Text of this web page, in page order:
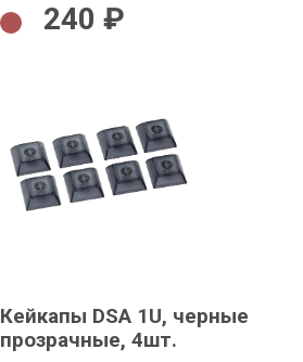
240 ₽
Кейкапы DSA 1U, черные
прозрачные, 4шт.